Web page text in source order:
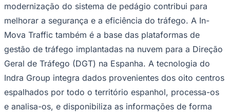
Santos
modernização do sistema de pedágio contribui para
melhorar a segurança e a eficiência do tráfego. A In-
Mova Traffic também é a base das plataformas de
gestão de tráfego implantadas na nuvem para a Direção
Geral de Tráfego (DGT) na Espanha. A tecnologia do
Indra Group integra dados provenientes dos oito centros
espalhados por todo o território espanhol, processa-os
e analisa-os, e disponibiliza as informações de forma